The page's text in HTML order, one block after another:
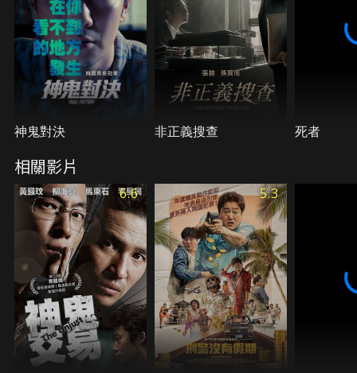
神鬼對決 非正義搜查 死者
相關影片
6.6 5.3